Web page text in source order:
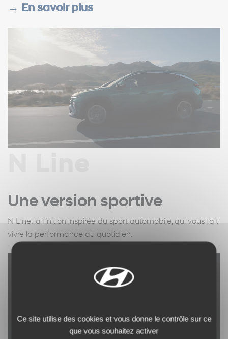
→ En savoir plus
Une version sportive
N Line, la finition inspirée du sport automobile, qui vous fait
vivre la performance au quotidien.
Ce site utilise des cookies et vous donne le contrôle sur ce
que vous souhaitez activer